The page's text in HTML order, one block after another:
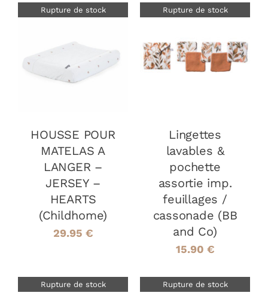
Rupture de stock
DÉTAILS
HOUSSE POUR
MATELAS A
LANGER –
JERSEY –
HEARTS
(Childhome)
29.95 €
Rupture de stock
DÉTAILS
Lingettes
lavables &
pochette
assortie imp.
feuillages /
cassonade (BB
and Co)
15.90 €
Rupture de stock Rupture de stock